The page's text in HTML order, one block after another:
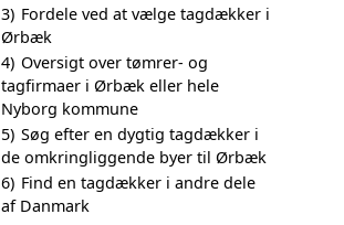
3) Fordele ved at vælge tagdækker i
Ørbæk
4) Oversigt over tømrer- og
tagfirmaer i Ørbæk eller hele
Nyborg kommune
5) Søg efter en dygtig tagdækker i
de omkringliggende byer til Ørbæk
6) Find en tagdækker i andre dele
af Danmark